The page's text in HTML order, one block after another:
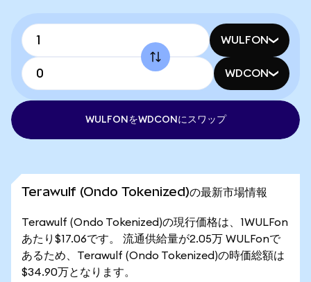
WULFON
WDCON
WULFONをWDCONにスワップ
Terawulf (Ondo Tokenized)の最新市場情報
Terawulf (Ondo Tokenized)の現行価格は、1WULFon
あたり$17.06です。 流通供給量が2.05万 WULFonで
あるため、Terawulf (Ondo Tokenized)の時価総額は
$34.90万となります。